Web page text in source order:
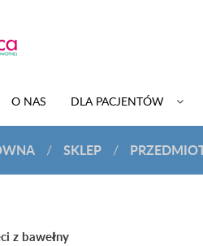
O NAS DLA PACJENTÓW
/ SKLEP /
z bawełny